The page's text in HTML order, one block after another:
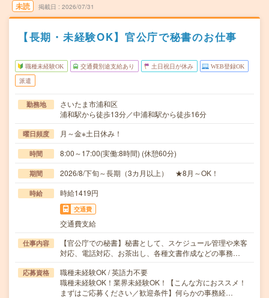
未読 掲載日 2026/07/31
【長期・未経験OK】官公庁で秘書のお仕事
職種未経験OK 交通費別途支給あり 土日祝日が休み WEB登録OK
派遣
勤務地
さいたま市浦和区
浦和駅から徒歩13分／中浦和駅から徒歩16分
曜日頻度 月～金※土日休み！
時間 8:00～17:00(実働:8時間) (休憩60分)
期間 2026/8/下旬～長期（3カ月以上） ★8月～OK！
時給 時給1419円
交通費
交通費支給
仕事内容
【官公庁での秘書】秘書として、スケジュール管理や来客
対応、電話対応、お茶出し、各種文書作成などの事務…
応募資格
職種未経験OK / 英語力不要
職種未経験OK！業界未経験OK！【こんな方におススメ！
まずはご応募ください／歓迎条件】何らかの事務経…